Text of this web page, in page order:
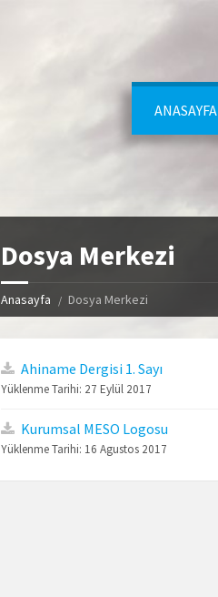
ANASAYFA
Dosya Merkezi
Anasayfa Dosya Merkezi
Ahiname Dergisi 1. Sayı
Yüklenme Tarihi: 27 Eylül 2017
Kurumsal MESO Logosu
Yüklenme Tarihi: 16 Agustos 2017